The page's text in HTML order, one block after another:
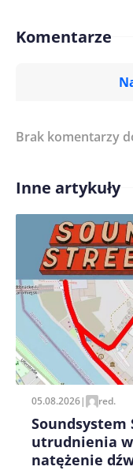
Komentarze
Treść komentarza*
Imię/ Nick*
Zapamiętaj
pisania
Brak komentarzy
Inne artykuły
05.08.2026| red.
Soundsystem
utrudnienia
natężenie